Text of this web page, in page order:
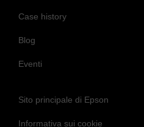
Novità
Case history
Blog
Sito principale di Epson